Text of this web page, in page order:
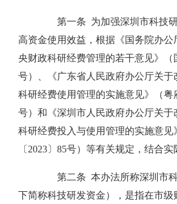
第一条 为加强深圳市科技研
高资金使用效益，根据《国务院办公
央财政科研经费管理的若干意见》（
号）、《广东省人民政府办公厅关于
科研经费使用管理的实施意见》（粤
号）和《深圳市人民政府办公厅关于
科研经费投入与使用管理的实施意见
〔2023〕85号）等有关规定，结合实
第二条 本办法所称深圳市科
下简称科技研发资金），是指在市级